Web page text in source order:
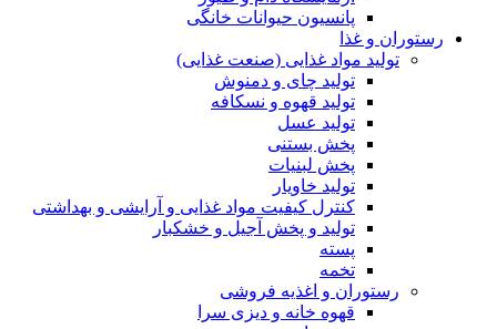
پانسیون حیوانات خانگی
رستوران و غذا
تولید مواد غذایی (صنعت غذایی)
تولید چای و دمنوش
تولید قهوه و نسکافه
تولید عسل
پخش بستنی
پخش لبنیات
تولید خاویار
کنترل کیفیت مواد غذایی و آرایشی و بهداشتی
تولید و پخش آجیل و خشکبار
پسته
تخمه
رستوران و اغذیه فروشی
قهوه خانه و دیزی سرا